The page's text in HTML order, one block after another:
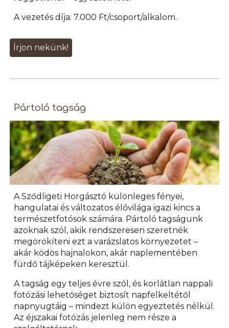
A vezetés díja: 7.000 Ft/csoport/alkalom.
Írjon nekünk!
Pártoló tagság
A Sződligeti Horgásztó különleges fényei,
hangulatai és változatos élővilága igazi kincs a
természetfotósok számára. Pártoló tagságunk
azoknak szól, akik rendszeresen szeretnék
megörökíteni ezt a varázslatos környezetet –
akár ködös hajnalokon, akár naplementében
fürdő tájképeken keresztül.
A tagság egy teljes évre szól, és korlátlan nappali
fotózási lehetőséget biztosít napfelkeltétől
napnyugtáig – mindezt külön egyeztetés nélkül.
Az éjszakai fotózás jelenleg nem része a